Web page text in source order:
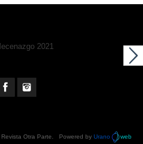
Revista Otra Parte . Powered by Urano web